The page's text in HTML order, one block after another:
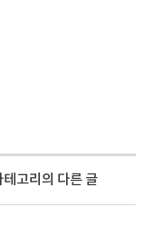
테고리의 다른 글